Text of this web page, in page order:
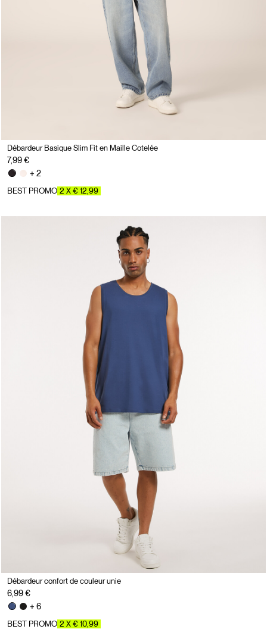
Débardeur Basique Slim Fit en Maille Cotelée
7,99 €
+ 2
BEST PROMO 2 X € 12,99
Débardeur confort de couleur unie
6,99 €
+ 6
BEST PROMO 2 X € 10,99